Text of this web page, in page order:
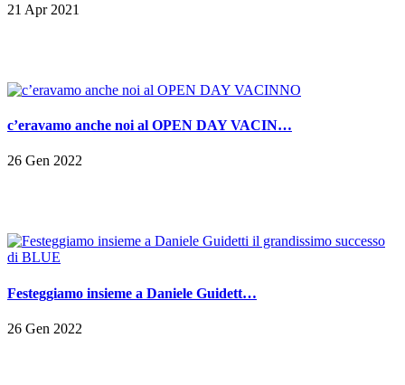
21 Apr 2021
c’eravamo anche noi al OPEN DAY VACIN…
26 Gen 2022
Festeggiamo insieme a Daniele Guidett…
26 Gen 2022